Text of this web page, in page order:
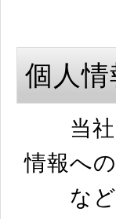
個人
当社は
情報へ
などを